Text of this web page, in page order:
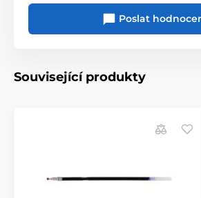
Poslat
Související produkty